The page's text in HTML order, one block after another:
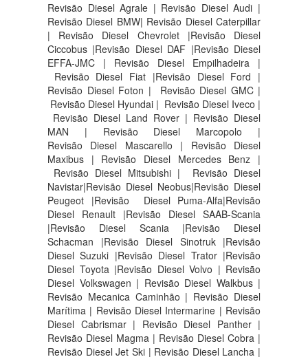
Revisão Diesel Agrale | Revisão Diesel Audi |
Revisão Diesel BMW| Revisão Diesel Caterpillar
| Revisão Diesel Chevrolet |Revisão Diesel
Ciccobus |Revisão Diesel DAF |Revisão Diesel
EFFA-JMC | Revisão Diesel Empilhadeira |
Revisão Diesel Fiat |Revisão Diesel Ford |
Revisão Diesel Foton | Revisão Diesel GMC |
Revisão Diesel Hyundai | Revisão Diesel Iveco |
Revisão Diesel Land Rover | Revisão Diesel
MAN | Revisão Diesel Marcopolo |
Revisão Diesel Mascarello | Revisão Diesel
Maxibus | Revisão Diesel Mercedes Benz |
Revisão Diesel Mitsubishi | Revisão Diesel
Navistar|Revisão Diesel Neobus|Revisão Diesel
Peugeot |Revisão Diesel Puma-Alfa|Revisão
Diesel Renault |Revisão Diesel SAAB-Scania
|Revisão Diesel Scania |Revisão Diesel
Schacman |Revisão Diesel Sinotruk |Revisão
Diesel Suzuki |Revisão Diesel Trator |Revisão
Diesel Toyota |Revisão Diesel Volvo | Revisão
Diesel Volkswagen | Revisão Diesel Walkbus |
Revisão Mecanica Caminhão | Revisão Diesel
Marítima | Revisão Diesel Intermarine | Revisão
Diesel Cabrismar | Revisão Diesel Panther |
Revisão Diesel Magma | Revisão Diesel Cobra |
Revisão Diesel Jet Ski | Revisão Diesel Lancha |